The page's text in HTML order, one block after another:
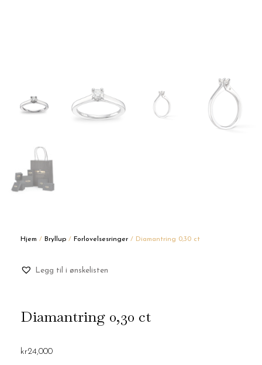
Hjem / Bryllup / Forlovelsesringer / Diamantring 0,30 ct
Legg til i ønskelisten
Diamantring 0,30 ct
kr24,000